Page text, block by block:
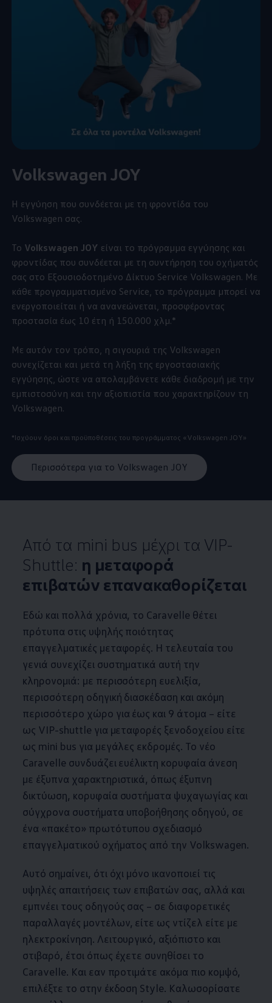
Volkswagen JOY
Η εγγύηση που συνδέεται με τη φροντίδα του
Volkswagen σας.
Το Volkswagen JOY είναι το πρόγραμμα εγγύησης και
φροντίδας που συνδέεται με τη συντήρηση του οχήματός
σας στο Εξουσιοδοτημένο Δίκτυο Service Volkswagen. Με
κάθε προγραμματισμένο Service, το πρόγραμμα μπορεί να
ενεργοποιείται ή να ανανεώνεται, προσφέροντας
προστασία έως 10 έτη ή 150.000 χλμ.*
Με αυτόν τον τρόπο, η σιγουριά της Volkswagen
συνεχίζεται και μετά τη λήξη της εργοστασιακής
εγγύησης, ώστε να απολαμβάνετε κάθε διαδρομή με την
εμπιστοσύνη και την αξιοπιστία που χαρακτηρίζουν τη
Volkswagen.
*Ισχύουν όροι και προϋποθέσεις του προγράμματος «Volkswagen JOY»
Περισσότερα για τo Volkswagen JOY
Από τα mini bus μέχρι τα VIP-
Shuttle: η μεταφορά
επιβατών επανακαθορίζεται
Εδώ και πολλά χρόνια, το Caravelle θέτει
πρότυπα στις υψηλής ποιότητας
επαγγελματικές μεταφορές. Η τελευταία του
γενιά συνεχίζει συστηματικά αυτή την
κληρονομιά: με περισσότερη ευελιξία,
περισσότερη οδηγική διασκέδαση και ακόμη
περισσότερο χώρο για έως και 9 άτομα – είτε
ως VIP-shuttle για μεταφορές ξενοδοχείου είτε
ως mini bus για μεγάλες εκδρομές. To νέο
Caravelle συνδυάζει ευέλικτη κορυφαία άνεση
με έξυπνα χαρακτηριστικά, όπως έξυπνη
δικτύωση, κορυφαία συστήματα ψυχαγωγίας και
σύγχρονα συστήματα υποβοήθησης οδηγού, σε
ένα «πακέτο» πρωτότυπου σχεδιασμό
επαγγελματικού οχήματος από την Volkswagen.
Αυτό σημαίνει, ότι όχι μόνο ικανοποιεί τις
υψηλές απαιτήσεις των επιβατών σας, αλλά και
εμπνέει τους οδηγούς σας – σε διαφορετικές
παραλλαγές μοντέλων, είτε ως ντίζελ είτε με
ηλεκτροκίνηση. Λειτουργικό, αξιόπιστο και
στιβαρό, έτσι όπως έχετε συνηθίσει το
Caravelle. Και εαν προτιμάτε ακόμα πιο κομψό,
επιλέξτε το στην έκδοση Style. Καλωσορίσατε